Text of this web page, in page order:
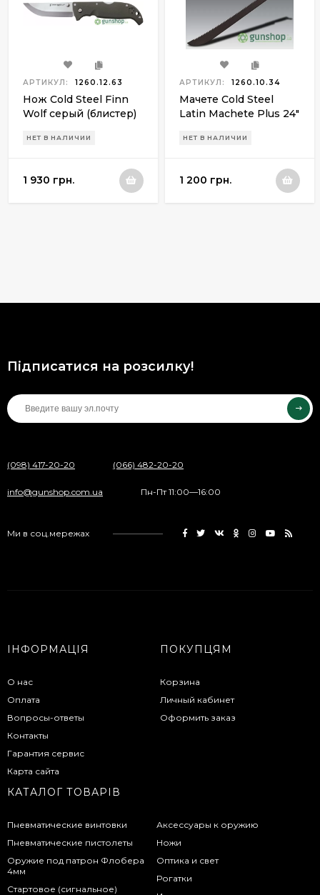
АРТИКУЛ: 1260.12.63
Нож Cold Steel Finn
Wolf серый (блистер)
НЕТ В НАЛИЧИИ
1 930 грн.
АРТИКУЛ: 1260.10.34
Мачете Cold Steel
Latin Machete Plus 24"
НЕТ В НАЛИЧИИ
1 200 грн.
Підписатися на розсилку!
(098) 417-20-20 (066) 482-20-20
info@gunshop.com.ua Пн-Пт 11:00—16:00
Ми в соц.мережах
ІНФОРМАЦІЯ
О нас
Оплата
Вопросы-ответы
Контакты
Гарантия сервис
Карта сайта
ПОКУПЦЯМ
Корзина
Личный кабинет
Оформить заказ
КАТАЛОГ ТОВАРІВ
Пневматические винтовки
Пневматические пистолеты
Оружие под патрон Флобера
4мм
Стартовое (сигнальное)
Аксессуары к оружию
Ножи
Оптика и свет
Рогатки